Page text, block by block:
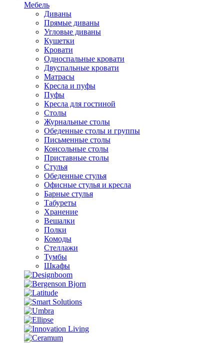
Мебель
Диваны
Прямые диваны
Угловые диваны
Кушетки
Кровати
Односпальные кровати
Двуспальные кровати
Матрасы
Кресла и пуфы
Пуфы
Кресла для гостиной
Столы
Журнальные столы
Обеденные столы и группы
Письменные столы
Консольные столы
Приставные столы
Стулья
Обеденные стулья
Офисные стулья и кресла
Барные стулья
Табуреты
Хранение
Вешалки
Полки
Комоды
Стеллажи
Тумбы
Шкафы